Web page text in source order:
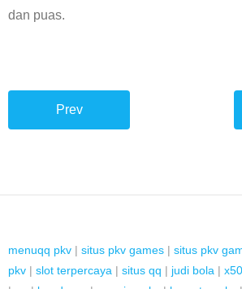
dan puas.
Prev
menuqq pkv | situs pkv games | situs pkv
pkv | slot terpercaya | situs qq | judi bola |